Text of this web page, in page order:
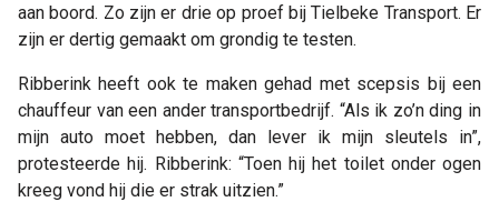
aan boord. Zo zijn er drie op proef bij Tielbeke Transport. Er
zijn er dertig gemaakt om grondig te testen.
Ribberink heeft ook te maken gehad met scepsis bij een
chauffeur van een ander transportbedrijf. “Als ik zo’n ding in
mijn auto moet hebben, dan lever ik mijn sleutels in”,
protesteerde hij. Ribberink: “Toen hij het toilet onder ogen
kreeg vond hij die er strak uitzien.”